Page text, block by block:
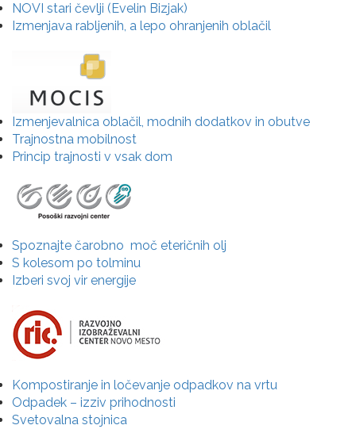
NOVI stari čevlji (Evelin Bizjak)
Izmenjava rabljenih, a lepo ohranjenih oblačil
Izmenjevalnica oblačil, modnih dodatkov in obutve
Trajnostna mobilnost
Princip trajnosti v vsak dom
Spoznajte čarobno moč eteričnih olj
S kolesom po tolminu
Izberi svoj vir energije
Kompostiranje in ločevanje odpadkov na vrtu
Odpadek – izziv prihodnosti
Svetovalna stojnica